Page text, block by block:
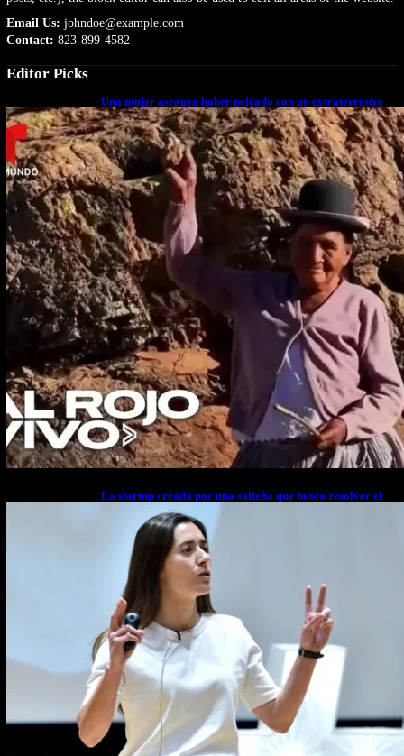
Email Us: johndoe@example.com
Contact: 823-899-4582
Editor Picks
Una mujer asegura haber peleado con un extraterrestre
cuerpo a cuerpo
La startup creada por una salteña que busca resolver el
estrés financiero en Latinoamérica